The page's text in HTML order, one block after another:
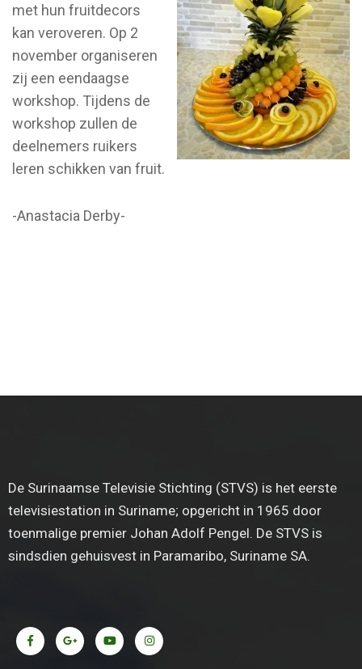
met hun fruitdecors
kan veroveren. Op 2
november organiseren
zij een eendaagse
workshop. Tijdens de
workshop zullen de
deelnemers ruikers
leren schikken van fruit.
-Anastacia Derby-
De Surinaamse Televisie Stichting (STVS) is het eerste
televisiestation in Suriname; opgericht in 1965 door
toenmalige premier Johan Adolf Pengel. De STVS is
sindsdien gehuisvest in Paramaribo, Suriname SA.